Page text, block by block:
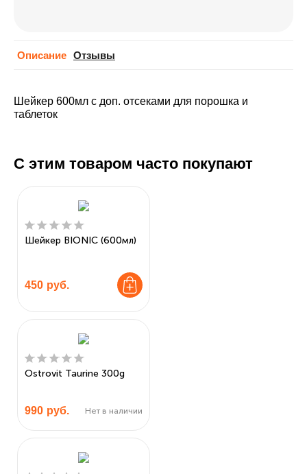
Описание Отзывы
Шейкер 600мл с доп. отсеками для порошка и
таблеток
С этим товаром часто покупают
Шейкер BIONIC (600мл)
450 руб.
Ostrovit Taurine 300g
990 руб. Нет в наличии